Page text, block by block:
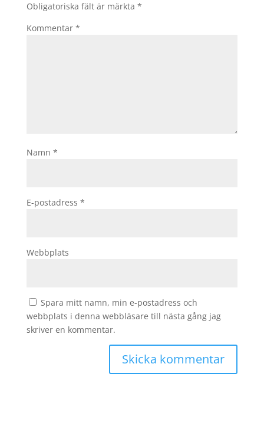
Obligatoriska fält är märkta *
Kommentar *
Namn *
E-postadress *
Webbplats
Spara mitt namn, min e-postadress och
webbplats i denna webbläsare till nästa gång jag
skriver en kommentar.